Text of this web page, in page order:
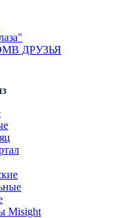
ДРУЗЬЯ
Misight